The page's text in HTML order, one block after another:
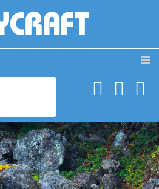
取扱説明書
MANUAL
MOVIE
お問い合わせ
CONTACT
ご利用案内 サイトマップ
)【展示受注会】
グ湘南平塚店|イ
ント